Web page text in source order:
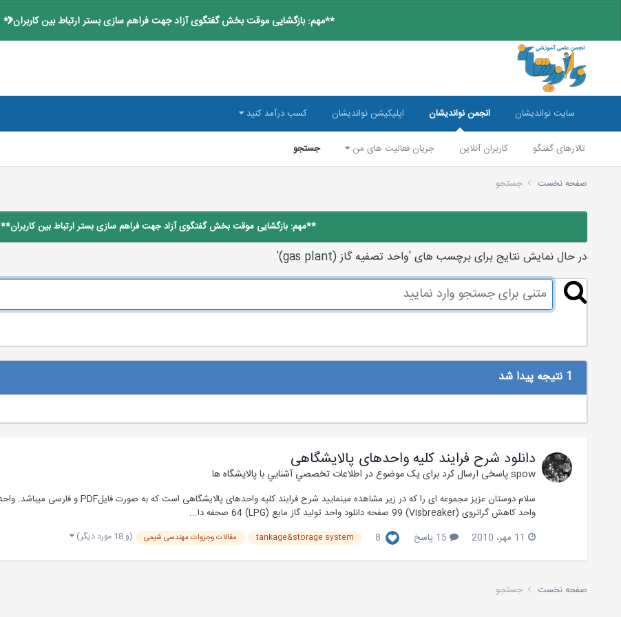
**مهم: بازگشایی موقت بخش گفتگوی آزاد جهت فراهم سازی بستر ارتباط بین کاربران**
سایت نواندیشان انجمن نواندیشان
تالارهای گفتگو کاربران آنلاین جریان فعالیت های من جستجو
اپلیکیشن نواندیشان کسب درآمد کنید
صفحه نخست جستجو
**مهم: بازگشایی موقت بخش گفتگوی آزاد جهت فراهم سازی بستر ارتباط بین کاربران**
در حال نمایش نتایج برای برچسب های 'واحد تصفیه گاز (gas plant)'.
1 نتیجه پیدا شد
دانلود شرح فرایند کلیه واحدهای پالایشگاهی
spowپاسخی ارسال کرد برای یک موضوع دراطلاعات تخصصي آشنايي با پالايشگاه ها
واحد کاهش گرانروی (Visbreaker) 99 صفحه دانلود واحد تولید گاز مایع (LPG) 64 صحفه دا...
11 مهر، 2010
15 پاسخ 8
tankage&storage system مقالات وجزوات مهندسی شیمی (و 18 مورد دیگر)
صفحه نخست جستجو